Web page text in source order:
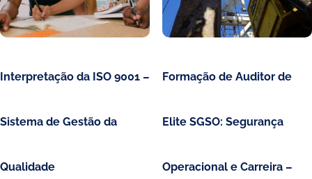
Interpretação da ISO 9001 –
Sistema de Gestão da
Qualidade
Formação de Auditor de
Elite SGSO: Segurança
Operacional e Carreira –